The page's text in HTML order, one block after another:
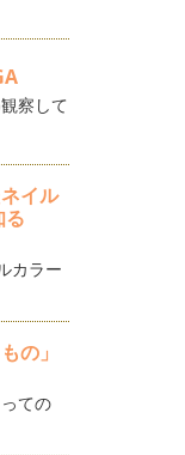
察して
イル
る
カラー
の」
ての